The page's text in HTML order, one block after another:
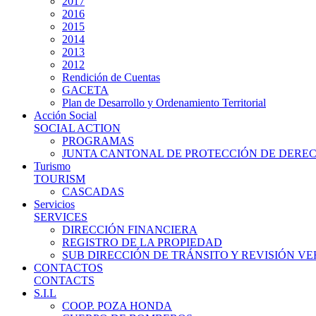
2016
2015
2014
2013
2012
Rendición de Cuentas
GACETA
Plan de Desarrollo y Ordenamiento Territorial
Acción Social
SOCIAL ACTION
PROGRAMAS
JUNTA CANTONAL DE PROTECCIÓN DE
Turismo
TOURISM
CASCADAS
Servicios
SERVICES
DIRECCIÓN FINANCIERA
REGISTRO DE LA PROPIEDAD
SUB DIRECCIÓN DE TRÁNSITO Y REVISIÓN
CONTACTOS
CONTACTS
S.I.L
COOP. POZA HONDA